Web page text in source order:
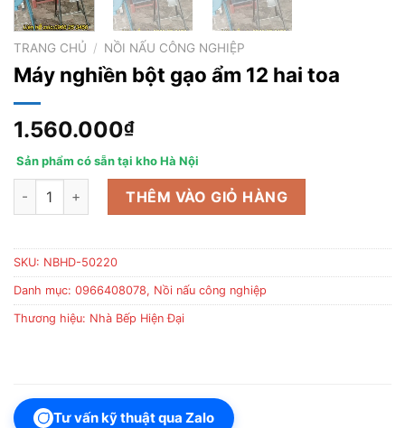
TRANG CHỦ / NỒI NẤU CÔNG NGHIỆP
Máy nghiền bột gạo ẩm 12 hai toa
1.560.000₫
Sản phẩm có sẵn tại kho Hà Nội
Máy nghiền bột gạo ẩm 12 hai toa số lượng
THÊM VÀO GIỎ HÀNG
SKU: NBHD-50220
Danh mục: 0966408078, Nồi nấu công nghiệp
Thương hiệu: Nhà Bếp Hiện Đại
Tư vấn kỹ thuật qua Zalo